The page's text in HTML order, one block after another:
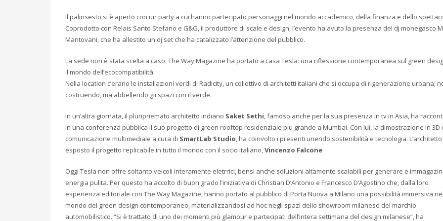
Il palinsesto si è aperto con un party a cui hanno partecipato personaggi nel mondo accademico, della finanza e dello
Coprodotto con Relais Santo Stefano e G&G, il produttore di scale e design, l’evento ha avuto la presenza del dj monegasco
Mantovani, che ha allestito un dj set che ha catalizzato l’attenzione del pubblico.
La sede non è stata scelta a caso. The Way Magazine ha portato a casa Tesla: una riflessione contemporanea sul green
il mondo dell’ecocompatibilità.
Nella location c’erano le installazioni verdi di Radicity, un collettivo di architetti italiani che si occupa di rigenerazione urbana;
costruendo, ma abbellendo gli spazi con il verde.
In un’altra giornata, il pluripriemato architetto indiano Saket Sethi, famoso anche per la sua presenza in tv in Asia, ha
in una conferenza pubblica il suo progetto di green rooftop residenziale piu grande a Mumbai. Con lui, la dimostrazione in 3D
comunicazione multimediale a cura di SmartLab Studio, ha coinvolto i presenti unendo sostenibilità e tecnologia.
esposto il progetto replicabile in tutto il mondo con il socio italiano,Vincenzo Falcone.
Oggi Tesla non offre soltanto veicoli interamente eletrrici, bensì anche soluzioni altamente scalabili per generare e
energia pulita. Per questo ha accolto di buon grado l’iniziativa di Christian D’Antonio e Francesco D’Agostino che, dalla loro
esperienza editoriale con The Way Magazine, hanno portato al pubblico di Porta Nuova a Milano una possibilità immersiva
mondo del green design contemporaneo, materializzandosi ad hoc negli spazi dello showroom milanese del marchio
automobilistico. “Si è trattato di uno dei momenti più glamour e partecipati dell’intera settimana del design milanese”, ha